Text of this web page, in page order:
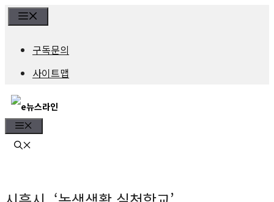
건
너
구독문의
사이트맵